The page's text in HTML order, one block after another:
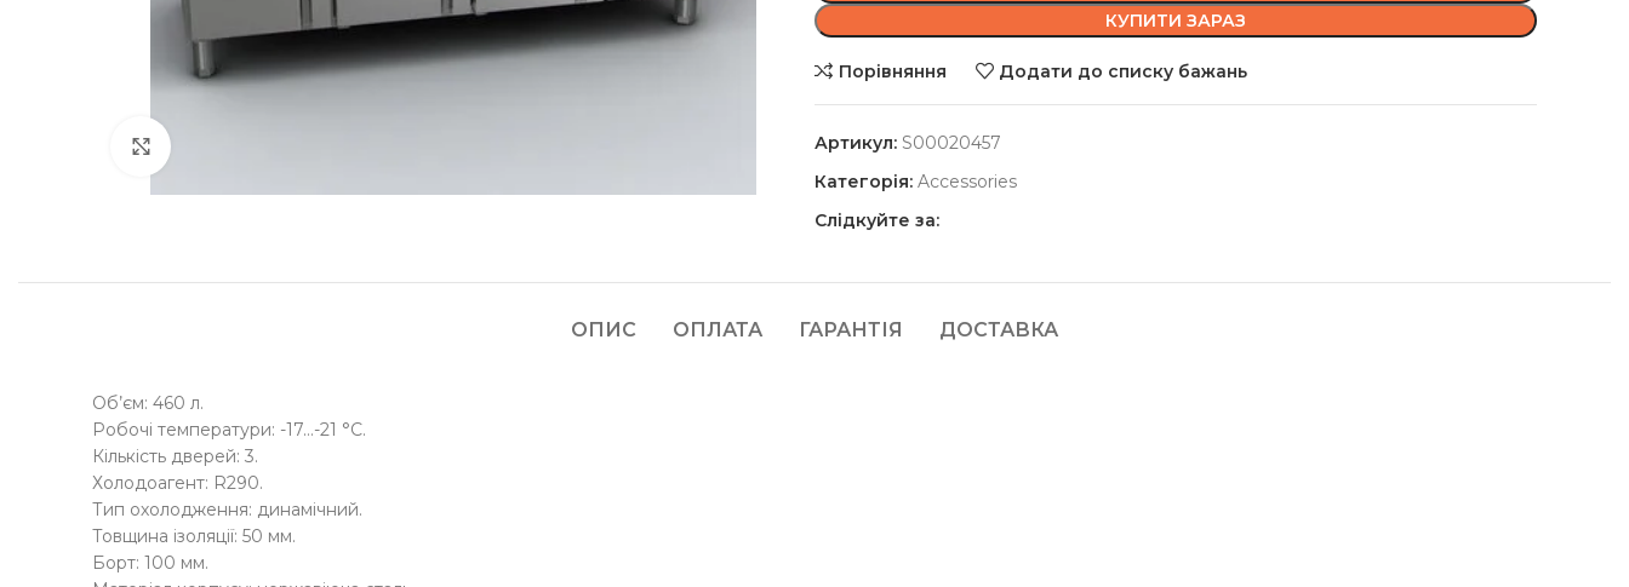
КУПИТИ ЗАРАЗ
Порівняння Додати до списку бажань
Артикул: S00020457
Категорія: Accessories
Слідкуйте за:
ОПИС ОПЛАТА ГАРАНТІЯ ДОСТАВКА
Об’єм: 460 л.
Робочі температури: -17…-21 °C.
Кількість дверей: 3.
Холодоагент: R290.
Тип охолодження: динамічний.
Товщина ізоляції: 50 мм.
Борт: 100 мм.